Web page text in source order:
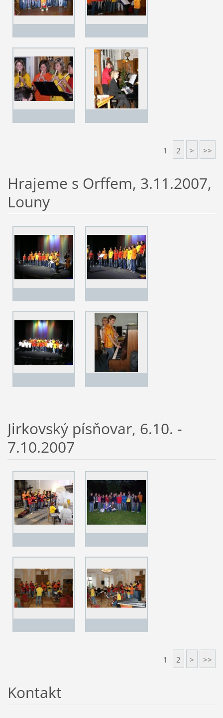
1 2 > >>
Hrajeme s Orffem, 3.11.2007,
Louny
Jirkovský písňovar, 6.10. -
7.10.2007
1 2 > >>
Kontakt